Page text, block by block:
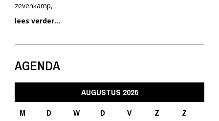
zevenkamp,
lees verder...
AGENDA
AUGUSTUS 2026
M
D W D V Z Z